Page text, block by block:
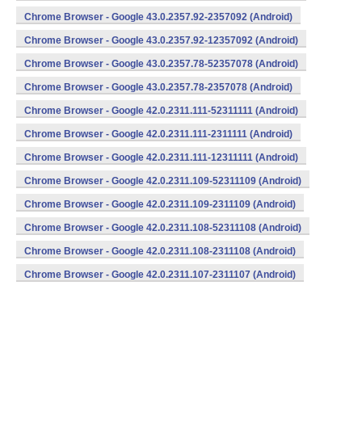
Chrome Browser - Google 43.0.2357.92-2357092 (Android)
Chrome Browser - Google 43.0.2357.92-12357092 (Android)
Chrome Browser - Google 43.0.2357.78-52357078 (Android)
Chrome Browser - Google 43.0.2357.78-2357078 (Android)
Chrome Browser - Google 42.0.2311.111-52311111 (Android)
Chrome Browser - Google 42.0.2311.111-2311111 (Android)
Chrome Browser - Google 42.0.2311.111-12311111 (Android)
Chrome Browser - Google 42.0.2311.109-52311109 (Android)
Chrome Browser - Google 42.0.2311.109-2311109 (Android)
Chrome Browser - Google 42.0.2311.108-52311108 (Android)
Chrome Browser - Google 42.0.2311.108-2311108 (Android)
Chrome Browser - Google 42.0.2311.107-2311107 (Android)